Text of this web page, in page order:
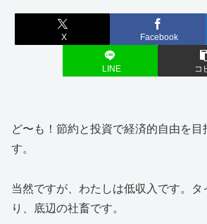
X Facebook
LINE コ
ど〜も！節約と投資で経済的自由を
す。
当然ですが、わたしは低収入です。タ
り、底辺の社畜です。